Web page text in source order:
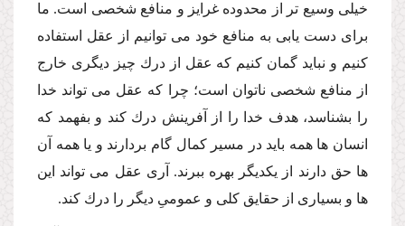
خیلى وسیع تر از محدوده غرایز و منافع شخصى است. ما
براى دست یابى به منافع خود مى توانیم از عقل استفاده
كنیم و نباید گمان كنیم كه عقل از درك چیز دیگرى خارج
از منافع شخصى ناتوان است؛ چرا كه عقل مى تواند خدا
را بشناسد، هدف خدا را از آفرینش درك كند و بفهمد كه
انسان ها همه باید در مسیر كمال گام بردارند و یا همه آن
ها حق دارند از یكدیگر بهره ببرند. آرى عقل مى تواند این
ها و بسیارى از حقایق كلى و عمومىِ دیگر را درك كند.